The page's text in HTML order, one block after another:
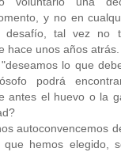
y no en
desafío, tal vez no
hace unos años atrás.
lo que
podrá
antes el huevo o la
autoconvencemos
que hemos elegido,